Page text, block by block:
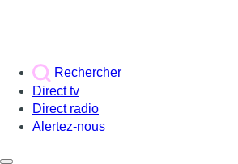
Rechercher
Direct tv
Direct radio
Alertez-nous